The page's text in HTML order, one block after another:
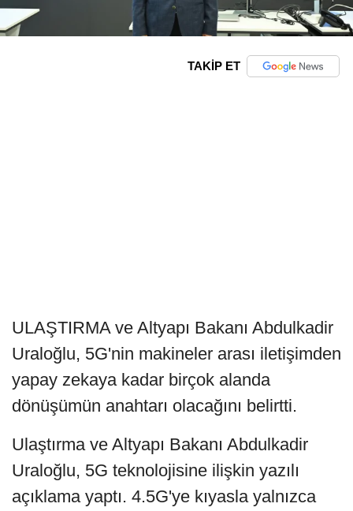
TAKİP ET
ULAŞTIRMA ve Altyapı Bakanı Abdulkadir
Uraloğlu, 5G'nin makineler arası iletişimden
yapay zekaya kadar birçok alanda
dönüşümün anahtarı olacağını belirtti.
Ulaştırma ve Altyapı Bakanı Abdulkadir
Uraloğlu, 5G teknolojisine ilişkin yazılı
açıklama yaptı. 4.5G'ye kıyasla yalnızca